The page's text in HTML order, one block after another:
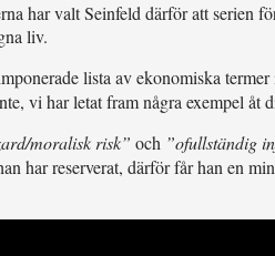
har valt Seinfeld därför att serien
liv.
lista av ekonomiska
vi har letat fram några exempel åt
moralisk risk” och ”ofullständig
har reserverat, därför får han en